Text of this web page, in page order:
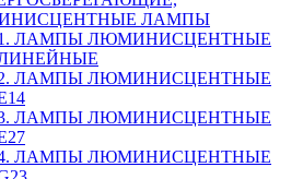
ЛАМПЫ
ЛАМПЫ ЛЮМИНИСЦЕНТНЫЕ
ЛАМПЫ ЛЮМИНИСЦЕНТНЫЕ
ЛАМПЫ ЛЮМИНИСЦЕНТНЫЕ
ЛАМПЫ ЛЮМИНИСЦЕНТНЫЕ